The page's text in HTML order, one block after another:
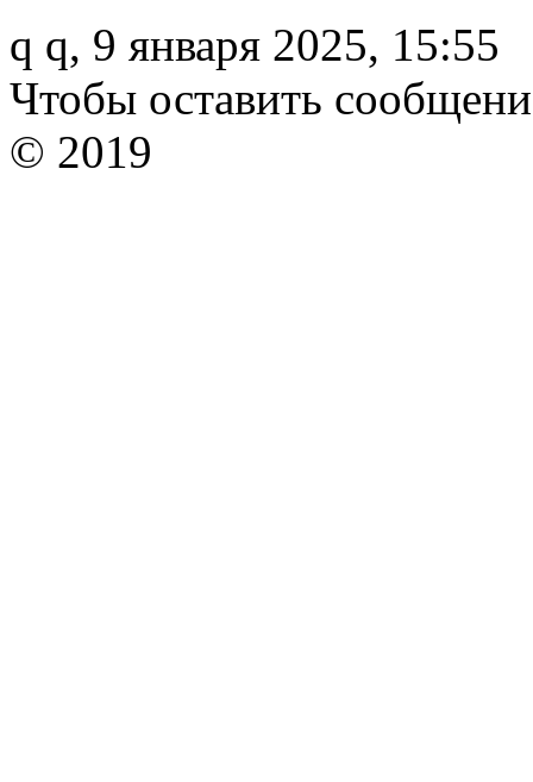
q q, 9 января 2025, 15:55
Чтобы оставить
© 2019